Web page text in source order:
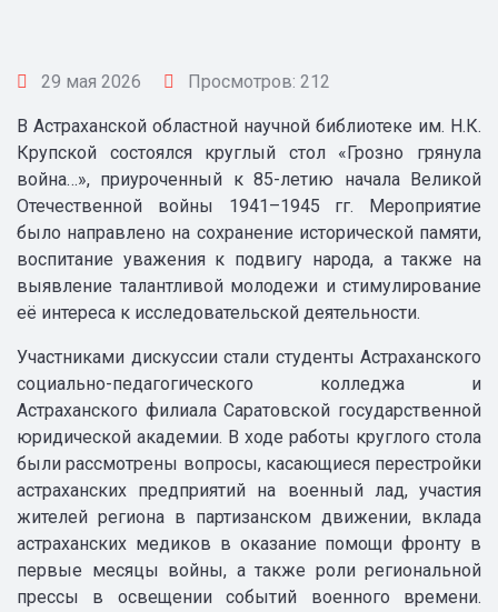
29 мая 2026 Просмотров: 212
В Астраханской областной научной библиотеке им. Н.К.
Крупской состоялся круглый стол «Грозно грянула
война…», приуроченный к 85-летию начала Великой
Отечественной войны 1941–1945 гг. Мероприятие
было направлено на сохранение исторической памяти,
воспитание уважения к подвигу народа, а также на
выявление талантливой молодежи и стимулирование
её интереса к исследовательской деятельности.
Участниками дискуссии стали студенты Астраханского
социально-педагогического колледжа и
Астраханского филиала Саратовской государственной
юридической академии. В ходе работы круглого стола
были рассмотрены вопросы, касающиеся перестройки
астраханских предприятий на военный лад, участия
жителей региона в партизанском движении, вклада
астраханских медиков в оказание помощи фронту в
первые месяцы войны, а также роли региональной
прессы в освещении событий военного времени.